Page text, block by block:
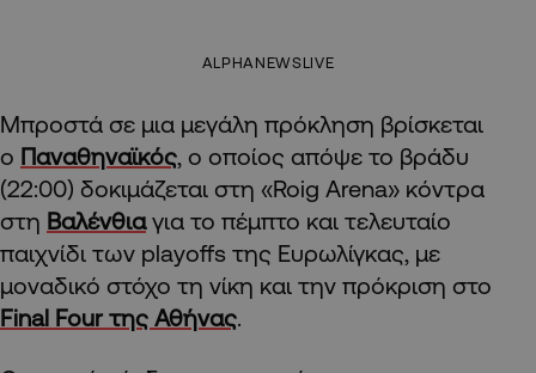
ALPHANEWSLIVE
Μπροστά σε μια μεγάλη πρόκληση βρίσκεται
ο Παναθηναϊκός, ο οποίος απόψε το βράδυ
(22:00) δοκιμάζεται στη «Roig Arena» κόντρα
στη Βαλένθιαγια το πέμπτο και τελευταίο
παιχνίδι των playoffs της Ευρωλίγκας, με
μοναδικό στόχο τη νίκη και την πρόκριση στο
Final Four της Αθήνας.